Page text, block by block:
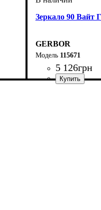
Зеркало 90 Вайт
GERBOR
115671
5 126грн